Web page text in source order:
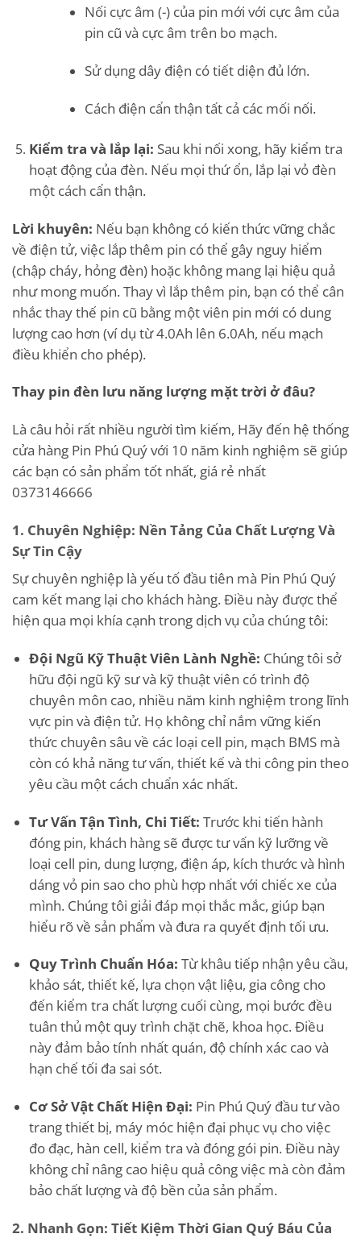
Nối cực âm (-) của pin mới với cực âm của
pin cũ và cực âm trên bo mạch.
Sử dụng dây điện có tiết diện đủ lớn.
Cách điện cẩn thận tất cả các mối nối.
Kiểm tra và lắp lại: Sau khi nối xong, hãy kiểm tra
hoạt động của đèn. Nếu mọi thứ ổn, lắp lại vỏ đèn
một cách cẩn thận.
Lời khuyên: Nếu bạn không có kiến thức vững chắc
về điện tử, việc lắp thêm pin có thể gây nguy hiểm
(chập cháy, hỏng đèn) hoặc không mang lại hiệu quả
như mong muốn. Thay vì lắp thêm pin, bạn có thể cân
nhắc thay thế pin cũ bằng một viên pin mới có dung
lượng cao hơn (ví dụ từ 4.0Ah lên 6.0Ah, nếu mạch
điều khiển cho phép).
Thay pin đèn lưu năng lượng mặt trời ở đâu?
Là câu hỏi rất nhiều người tìm kiếm, Hãy đến hệ thống
cửa hàng Pin Phú Quý với 10 năm kinh nghiệm sẽ giúp
các bạn có sản phẩm tốt nhất, giá rẻ nhất
0373146666
1. Chuyên Nghiệp: Nền Tảng Của Chất Lượng Và
Sự Tin Cậy
Sự chuyên nghiệp là yếu tố đầu tiên mà Pin Phú Quý
cam kết mang lại cho khách hàng. Điều này được thể
hiện qua mọi khía cạnh trong dịch vụ của chúng tôi:
Đội Ngũ Kỹ Thuật Viên Lành Nghề: Chúng tôi sở
hữu đội ngũ kỹ sư và kỹ thuật viên có trình độ
chuyên môn cao, nhiều năm kinh nghiệm trong lĩnh
vực pin và điện tử. Họ không chỉ nắm vững kiến
thức chuyên sâu về các loại cell pin, mạch BMS mà
còn có khả năng tư vấn, thiết kế và thi công pin theo
yêu cầu một cách chuẩn xác nhất.
Tư Vấn Tận Tình, Chi Tiết: Trước khi tiến hành
đóng pin, khách hàng sẽ được tư vấn kỹ lưỡng về
loại cell pin, dung lượng, điện áp, kích thước và hình
dáng vỏ pin sao cho phù hợp nhất với chiếc xe của
mình. Chúng tôi giải đáp mọi thắc mắc, giúp bạn
hiểu rõ về sản phẩm và đưa ra quyết định tối ưu.
Quy Trình Chuẩn Hóa: Từ khâu tiếp nhận yêu cầu,
khảo sát, thiết kế, lựa chọn vật liệu, gia công cho
đến kiểm tra chất lượng cuối cùng, mọi bước đều
tuân thủ một quy trình chặt chẽ, khoa học. Điều
này đảm bảo tính nhất quán, độ chính xác cao và
hạn chế tối đa sai sót.
Cơ Sở Vật Chất Hiện Đại: Pin Phú Quý đầu tư vào
trang thiết bị, máy móc hiện đại phục vụ cho việc
đo đạc, hàn cell, kiểm tra và đóng gói pin. Điều này
không chỉ nâng cao hiệu quả công việc mà còn đảm
bảo chất lượng và độ bền của sản phẩm.
2. Nhanh Gọn: Tiết Kiệm Thời Gian Quý Báu Của